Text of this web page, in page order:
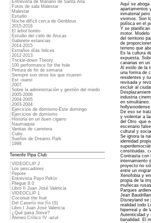
Entrevista de Mariano de Santa Ana
Fotos de sala Malestar
Malestar
Estudio
Noche difícil cerca de Genbloux
2015-2016
El árbol bonito
Estudio del cielo de Arucas
Gabinete estancias
2014-2015
Extraños días felices
2012-2013
Trickle-down Theory
100 performance for the hole
Pintura de fin de semana
Siempre son otros los que mueren
Est -ouest
2007
Sobre la administración y gestión del miedo
2005-2006
2004-2005
2003-2004
Ejercicios de domismo-Este domingo
Ejercicios de domismo
Historia en un buen cigarro
Naumaquia
Vanitas de carretera
Cubo
Sueños de Dreams Park
1998
Tenerife Pipa Club
VIDEOCLIP 2
Los pescadores
Pepote
Entrevista Payo Pekín
Pliegue 8.0
Libro II Juan José Valencia
VIDEOCLIP 1
Coconuit the fruit
Del Caserío me fío (S)
Libro I Juan José Valencia
¿Qué pasa Steve?
Ateneo Crítico IV -azul-
Aquí se aboga
apartamentos
inmaterial
vivimos. Son
política en el
Y se
motor. Modelo
del territorio
de
terreno que
Es la cultura
expuesta.
canarias en
Al estilo de la
una forma de
residentes y
revisada y
excluir al
industria
en
De eso se
y violentar a
del Otro -que
escenario
cultural y
Se ignora la
identidad
constituidas,
Contrasta con
internamiento
proyecto no
entre un
Xenofobia y
propia de la
muñecas
Parques
Jean
Disneyland se
realidad todo
hiperreal y de
Autenticidad y
banalidad. El